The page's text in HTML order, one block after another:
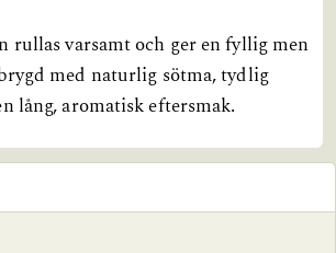
rullas varsamt och ger en fyllig men
med naturlig sötma, tydlig
lång, aromatisk eftersmak.